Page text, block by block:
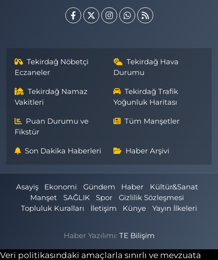
Tekirdağ Nöbetçi
Eczaneler
Tekirdağ Hava
Durumu
Tekirdağ Namaz
Vakitleri
Tekirdağ Trafik
Yoğunluk Haritası
Puan Durumu ve
Fikstür
Tüm Manşetler
Son Dakika Haberleri Haber Arşivi
Asayiş Ekonomi Gündem Haber
Kültür&Sanat
Manşet
SAĞLIK Spor
Gizlilik Sözleşmesi
Topluluk Kuralları
İletişim Künye Yayın İlkeleri
Haber Yazılımı: TE Bilişim
Veri politikasındaki amaçlarla sınırlı ve mevzuata